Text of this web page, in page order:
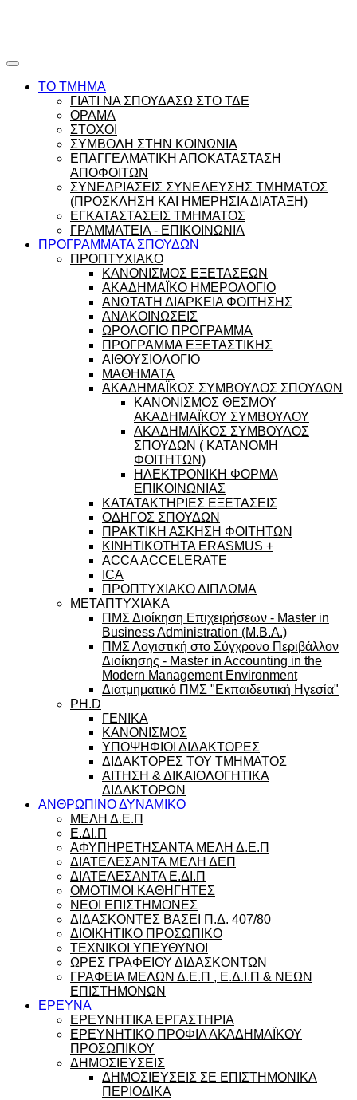
ΤΟ ΤΜΗΜΑ
ΓΙΑΤΙ ΝΑ ΣΠΟΥΔΑΣΩ ΣΤΟ ΤΔΕ
ΟΡΑΜΑ
ΣΤΟΧΟΙ
ΣΥΜΒΟΛΗ ΣΤΗΝ ΚΟΙΝΩΝΙΑ
ΕΠΑΓΓΕΛΜΑΤΙΚΗ ΑΠΟΚΑΤΑΣΤΑΣΗ
ΑΠΟΦΟΙΤΩΝ
ΣΥΝΕΔΡΙΑΣΕΙΣ ΣΥΝΕΛΕΥΣΗΣ ΤΜΗΜΑΤΟΣ
(ΠΡΟΣΚΛΗΣΗ ΚΑΙ ΗΜΕΡΗΣΙΑ ΔΙΑΤΑΞΗ)
ΕΓΚΑΤΑΣΤΑΣΕΙΣ ΤΜΗΜΑΤΟΣ
ΓΡΑΜΜΑΤΕΙΑ - ΕΠΙΚΟΙΝΩΝΙΑ
ΠΡΟΓΡΑΜΜΑΤΑ ΣΠΟΥΔΩΝ
ΠΡΟΠΤΥΧΙΑΚΟ
ΚΑΝΟΝΙΣΜΟΣ ΕΞΕΤΑΣΕΩΝ
ΑΚΑΔΗΜΑΪΚΟ ΗΜΕΡΟΛΟΓΙΟ
ΑΝΩΤΑΤΗ ΔΙΑΡΚΕΙΑ ΦΟΙΤΗΣΗΣ
ΑΝΑΚΟΙΝΩΣΕΙΣ
ΩΡΟΛΟΓΙΟ ΠΡΟΓΡΑΜΜΑ
ΠΡΟΓΡΑΜΜΑ ΕΞΕΤΑΣΤΙΚΗΣ
ΑΙΘΟΥΣΙΟΛΟΓΙΟ
ΜΑΘΗΜΑΤΑ
ΑΚΑΔΗΜΑΪΚΟΣ ΣΥΜΒΟΥΛΟΣ ΣΠΟΥΔΩΝ
ΚΑΝΟΝΙΣΜΟΣ ΘΕΣΜΟΥ
ΑΚΑΔΗΜΑΪΚΟΥ ΣΥΜΒΟΥΛΟΥ
ΑΚΑΔΗΜΑΪΚΟΣ ΣΥΜΒΟΥΛΟΣ
ΣΠΟΥΔΩΝ ( ΚΑΤΑΝΟΜΗ
ΦΟΙΤΗΤΩΝ)
ΗΛΕΚΤΡΟΝΙΚΗ ΦΟΡΜΑ
ΕΠΙΚΟΙΝΩΝΙΑΣ
ΚΑΤΑΤΑΚΤΗΡΙΕΣ ΕΞΕΤΑΣΕΙΣ
ΟΔΗΓΟΣ ΣΠΟΥΔΩΝ
ΠΡΑΚΤΙΚΗ ΑΣΚΗΣΗ ΦΟΙΤΗΤΩΝ
ΚΙΝΗΤΙΚΟΤΗΤΑ ERASMUS +
ACCA ACCELERATE
ICA
ΠΡΟΠΤΥΧΙΑΚΟ ΔΙΠΛΩΜΑ
ΜΕΤΑΠΤΥΧΙΑΚΑ
ΠΜΣ Διοίκηση Επιχειρήσεων - Master in
Business Administration (M.B.A.)
ΠΜΣ Λογιστική στο Σύγχρονο Περιβάλλον
Διοίκησης - Master in Accounting in the
Modern Management Environment
Διατμηματικό ΠΜΣ "Εκπαιδευτική Ηγεσία"
PH.D
ΓΕΝΙΚΑ
ΚΑΝΟΝΙΣΜΟΣ
ΥΠΟΨΗΦΙΟΙ ΔΙΔΑΚΤΟΡΕΣ
ΔΙΔΑΚΤΟΡΕΣ ΤΟΥ ΤΜΗΜΑΤΟΣ
ΑΙΤΗΣΗ & ΔΙΚΑΙΟΛΟΓΗΤΙΚΑ
ΔΙΔΑΚΤΟΡΩΝ
ΑΝΘΡΩΠΙΝΟ ΔΥΝΑΜΙΚΟ
ΜΕΛΗ Δ.Ε.Π
Ε.ΔΙ.Π
ΑΦΥΠΗΡΕΤΗΣΑΝΤΑ ΜΕΛΗ Δ.Ε.Π
ΔΙΑΤΕΛΕΣΑΝΤΑ ΜΕΛΗ ΔΕΠ
ΔΙΑΤΕΛΕΣΑΝΤΑ Ε.ΔΙ.Π
ΟΜΟΤΙΜΟΙ ΚΑΘΗΓΗΤΕΣ
ΝΕΟΙ ΕΠΙΣΤΗΜΟΝΕΣ
ΔΙΔΑΣΚΟΝΤΕΣ ΒΑΣΕΙ Π.Δ. 407/80
ΔΙΟΙΚΗΤΙΚΟ ΠΡΟΣΩΠΙΚΟ
ΤΕΧΝΙΚΟΙ ΥΠΕΥΘΥΝΟΙ
ΩΡΕΣ ΓΡΑΦΕΙΟΥ ΔΙΔΑΣΚΟΝΤΩΝ
ΓΡΑΦΕΙΑ ΜΕΛΩΝ Δ.Ε.Π , Ε.Δ.Ι.Π & ΝΕΩΝ
ΕΠΙΣΤΗΜΟΝΩΝ
ΕΡΕΥΝΑ
ΕΡΕΥΝΗΤΙΚΑ ΕΡΓΑΣΤΗΡΙΑ
ΕΡΕΥΝΗΤΙΚΟ ΠΡΟΦΙΛ ΑΚΑΔΗΜΑΪΚΟΥ
ΠΡΟΣΩΠΙΚΟΥ
ΔΗΜΟΣΙΕΥΣΕΙΣ
ΔΗΜΟΣΙΕΥΣΕΙΣ ΣΕ ΕΠΙΣΤΗΜΟΝΙΚΑ
ΠΕΡΙΟΔΙΚΑ